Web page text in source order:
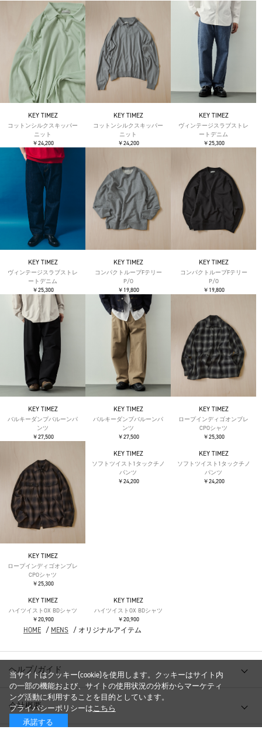
KEY TIMEZ
コットンシルクスキッパー
ニット
￥24,200
KEY TIMEZ
コットンシルクスキッパー
ニット
￥24,200
KEY TIMEZ
ヴィンテージスラブストレ
ートデニム
￥25,300
KEY TIMEZ
ヴィンテージスラブストレ
ートデニム
￥25,300
KEY TIMEZ
コンパクトループFテリー
P/O
￥19,800
KEY TIMEZ
コンパクトループFテリー
P/O
￥19,800
KEY TIMEZ
バルキーダンプバルーンパ
ンツ
￥27,500
KEY TIMEZ
バルキーダンプバルーンパ
ンツ
￥27,500
KEY TIMEZ
ロープインディゴオンブレ
CPOシャツ
￥25,300
KEY TIMEZ
ロープインディゴオンブレ
CPOシャツ
￥25,300
KEY TIMEZ
ソフトツイスト1タックチノ
パンツ
￥24,200
KEY TIMEZ
ソフトツイスト1タックチノ
パンツ
￥24,200
KEY TIMEZ
ハイツイストOX BDシャツ
￥20,900
KEY TIMEZ
ハイツイストOX BDシャツ
￥20,900
HOME / MENS / オリジナルアイテム
ヘルプ/ガイド
会社概要
当サイトはクッキー(cookie)を使用します。クッキーはサイト内
の一部の機能および、サイトの使用状況の分析からマーケティ
ング活動に利用することを目的としています。
プライバシーポリシーはこちら
承諾する